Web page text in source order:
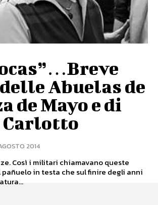
Abuelas de
de Mayo e di
Carlotto
2014
Così i militari chiamavano queste
in testa che sul finire degli anni